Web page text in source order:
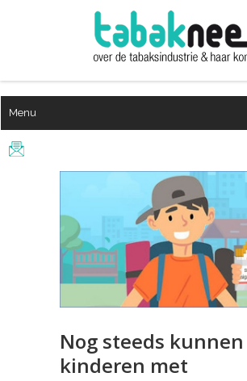
Menu
Nog steeds kunnen
kinderen met